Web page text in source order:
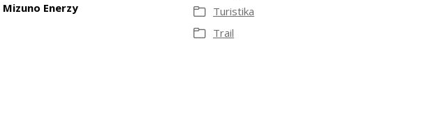
Mizuno Enerzy
Turistika
Trail